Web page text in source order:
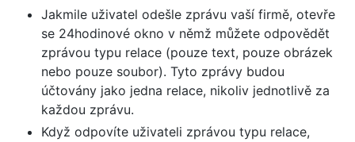
Jakmile uživatel odešle zprávu vaší firmě, otevře
se 24hodinové okno v němž můžete odpovědět
zprávou typu relace (pouze text, pouze obrázek
nebo pouze soubor). Tyto zprávy budou
účtovány jako jedna relace, nikoliv jednotlivě za
každou zprávu.
Když odpovíte uživateli zprávou typu relace,